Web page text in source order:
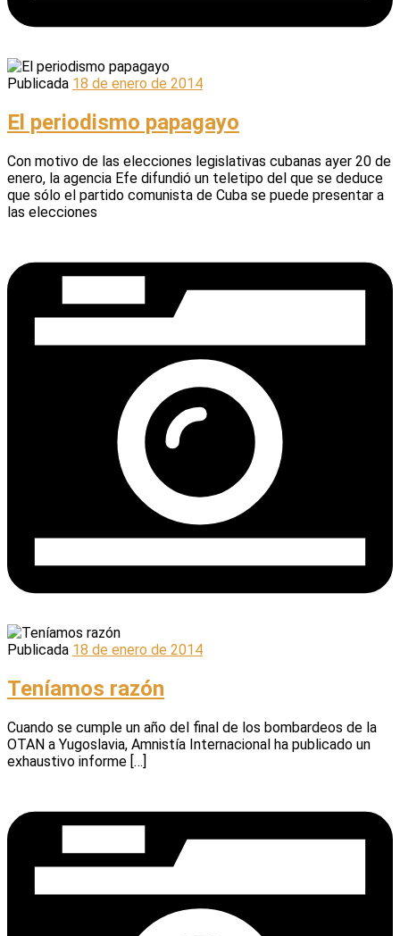
Publicada 18 de enero de 2014
El periodismo papagayo
Con motivo de las elecciones legislativas cubanas ayer 20 de
enero, la agencia Efe difundió un teletipo del que se deduce
que sólo el partido comunista de Cuba se puede presentar a
las elecciones
Publicada 18 de enero de 2014
Teníamos razón
Cuando se cumple un año del final de los bombardeos de la
OTAN a Yugoslavia, Amnistía Internacional ha publicado un
exhaustivo informe […]